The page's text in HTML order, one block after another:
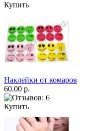
Купить
Наклейки от комаров
60.00 р.
Купить